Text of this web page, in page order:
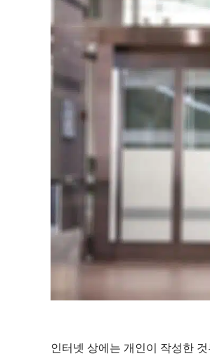
인터넷 상에는 개인이 작성한